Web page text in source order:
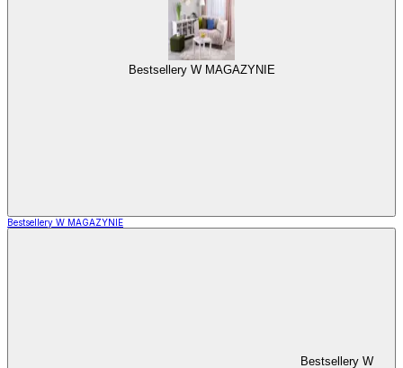
Bestsellery W MAGAZYNIE
Bestsellery W MAGAZYNIE
Bestsellery W